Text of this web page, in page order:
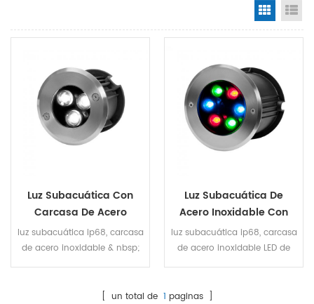
Grid
Luz Subacuática Con
Carcasa De Acero
Inoxidable
luz subacuática ip68, carcasa
de acero inoxidable & nbsp;
LED de alta potencia con
traje para piscina y
Luz Subacuática De
Acero Inoxidable Con
Led De Alta Potencia
luz subacuática ip68, carcasa
de acero inoxidable LED de
alta potencia con ángel de
piscina y paisajismo
[ un total de 1 paginas ]